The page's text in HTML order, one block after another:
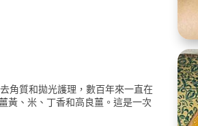
角質和拋光護理，數百年來一直在
黃、米、丁香和高良薑。這是一次